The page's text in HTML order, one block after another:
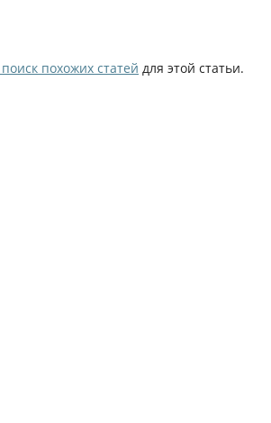
похожих статей для этой статьи.